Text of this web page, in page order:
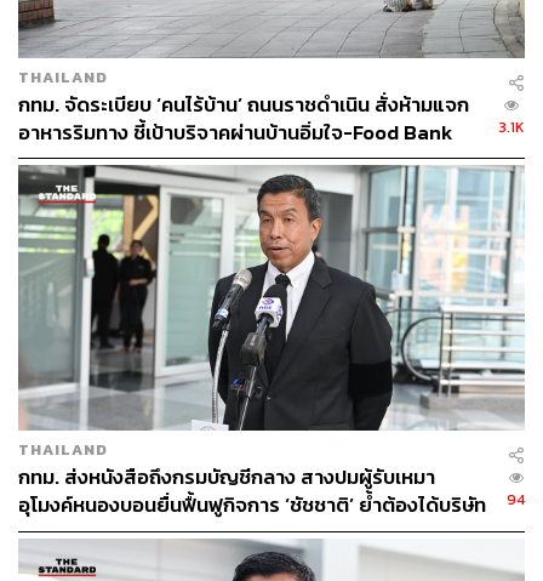
THAILAND
กทม. จัดระเบียบ ‘คนไร้บ้าน’ ถนนราชดำเนิน สั่งห้ามแจก
อาหารริมทาง ชี้เป้าบริจาคผ่านบ้านอิ่มใจ-Food Bank
3.1K
THAILAND
กทม. ส่งหนังสือถึงกรมบัญชีกลาง สางปมผู้รับเหมา
อุโมงค์หนองบอนยื่นฟื้นฟูกิจการ ‘ชัชชาติ’ ย้ำต้องได้บริษัท
มั่นคง เร่งแก้บิ๊กโปรเจกต์ดีเลย์
94